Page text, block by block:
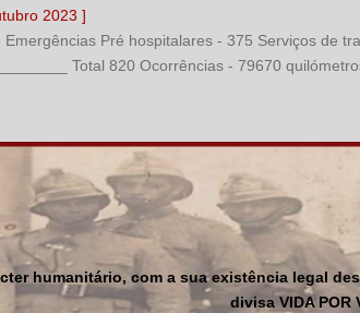
2023 ]
Pré hospitalares - 375 Serviços de
Total 820 Ocorrências - 79670
humanitário, com a sua existência legal
divisa VIDA